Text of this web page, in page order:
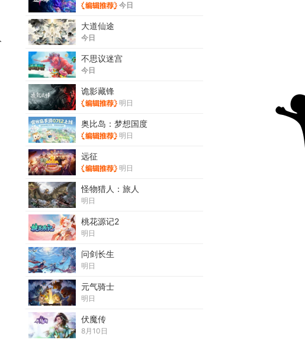
今日
大道仙途
今日
不思议迷宫
今日
诡影藏锋
明日
奥比岛：梦想国度
明日
远征
明日
怪物猎人：旅人
明日
桃花源记2
明日
问剑长生
明日
元气骑士
明日
伏魔传
8月10日